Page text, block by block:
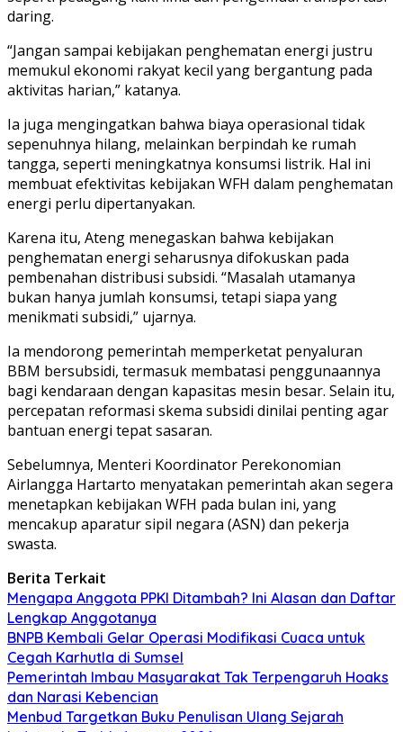
daring.
“Jangan sampai kebijakan penghematan energi justru
memukul ekonomi rakyat kecil yang bergantung pada
aktivitas harian,” katanya.
Ia juga mengingatkan bahwa biaya operasional tidak
sepenuhnya hilang, melainkan berpindah ke rumah
tangga, seperti meningkatnya konsumsi listrik. Hal ini
membuat efektivitas kebijakan WFH dalam penghematan
energi perlu dipertanyakan.
Karena itu, Ateng menegaskan bahwa kebijakan
penghematan energi seharusnya difokuskan pada
pembenahan distribusi subsidi. “Masalah utamanya
bukan hanya jumlah konsumsi, tetapi siapa yang
menikmati subsidi,” ujarnya.
Ia mendorong pemerintah memperketat penyaluran
BBM bersubsidi, termasuk membatasi penggunaannya
bagi kendaraan dengan kapasitas mesin besar. Selain itu,
percepatan reformasi skema subsidi dinilai penting agar
bantuan energi tepat sasaran.
Sebelumnya, Menteri Koordinator Perekonomian
Airlangga Hartarto menyatakan pemerintah akan segera
menetapkan kebijakan WFH pada bulan ini, yang
mencakup aparatur sipil negara (ASN) dan pekerja
swasta.
Berita Terkait
Mengapa Anggota PPKI Ditambah? Ini Alasan dan Daftar
Lengkap Anggotanya
BNPB Kembali Gelar Operasi Modifikasi Cuaca untuk
Cegah Karhutla di Sumsel
Pemerintah Imbau Masyarakat Tak Terpengaruh Hoaks
dan Narasi Kebencian
Menbud Targetkan Buku Penulisan Ulang Sejarah